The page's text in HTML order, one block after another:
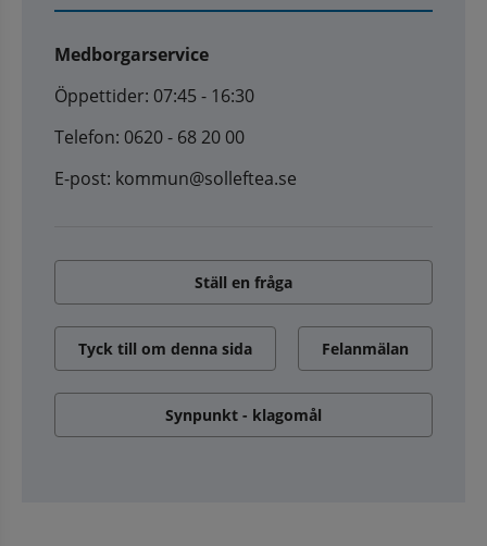
Medborgarservice
Öppettider: 07:45 - 16:30
Telefon: 0620 - 68 20 00
E-post: kommun@solleftea.se
Ställ en fråga
Tyck till om denna sida Felanmälan
Synpunkt - klagomål